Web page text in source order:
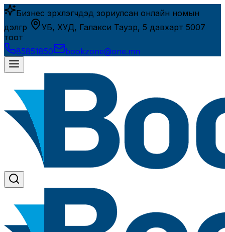
Бизнес эрхлэгчдэд зориулсан онлайн номын
дэлгүүр
УБ, ХУД, Галакси Тауэр, 5 давхарт 5007
тоот
85851850
bookzone@one.mn